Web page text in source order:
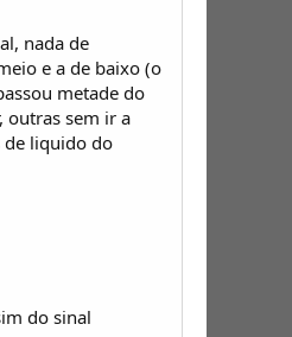
nada de
e a de baixo (o
metade do
outras sem ir a
de liquido do
do sinal